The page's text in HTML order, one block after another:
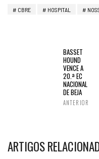
CBRE HOSPITAL
BASSET
HOUND
VENCE A
20.ª EC
NACIONAL
DE BEJA
ANTERIOR
ARTIGOS